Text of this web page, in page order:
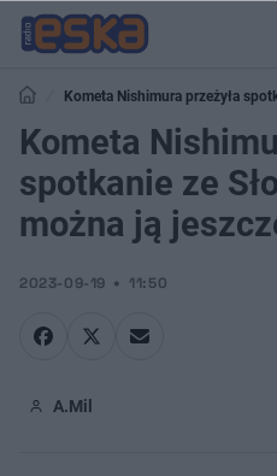
Kometa Nishimura przeżyła
jeszcze obserwować?
Kometa
spotkanie ze
można ją
2023-09-19 11:50
A.Mil